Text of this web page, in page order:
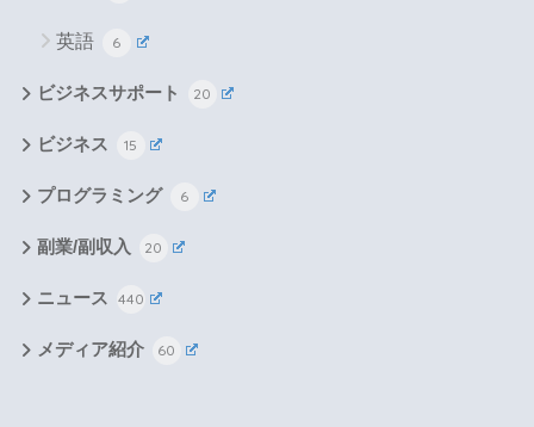
英語 6
ビジネスサポート 20
ビジネス 15
プログラミング 6
副業/副収入 20
ニュース 440
メディア紹介 60